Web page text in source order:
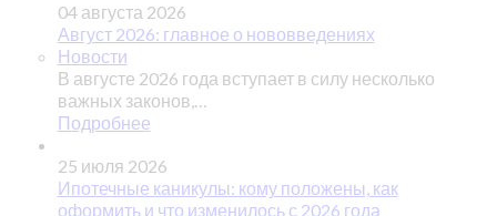
04 августа 2026
Август 2026: главное о нововведениях
Новости
В августе 2026 года вступает в силу несколько
важных законов,…
Подробнее
25 июля 2026
Ипотечные каникулы: кому положены, как
оформить и что изменилось с 2026 года